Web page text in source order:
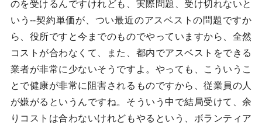
のを受けるんですけれども、実際問題、受け切れないと
いう--契約単価が、つい最近のアスベストの問題ですか
ら、役所ですと今までのものでやっていますから、全然
コストが合わなくて、また、都内でアスベストをできる
業者が非常に少ないそうですよ。やっても、こういうこ
とで健康が非常に阻害されるものですから、従業員の人
が嫌がるというんですね。そういう中で結局受けて、余
りコストは合わないけれどもやるという、ボランティア